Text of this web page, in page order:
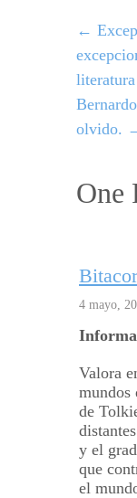
←
olvido.
One
4 mayo,
Valora
mundos
de
y el
que
el